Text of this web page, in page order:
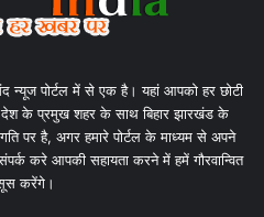
न्यूज पोर्टल में से एक है। यहां आपको हर छोटी
के प्रमुख शहर के साथ बिहार झारखंड के
पर है, अगर हमारे पोर्टल के माध्यम से अपने
करे आपकी सहायता करने में हमें गौरवान्वित
करेंगे।